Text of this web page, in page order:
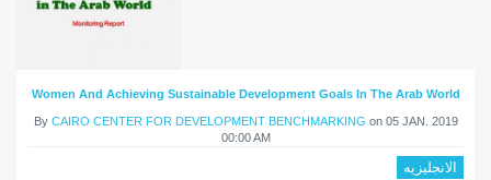
Women And Achieving Sustainable Development Goals In The Arab World
By CAIRO CENTER FOR DEVELOPMENT BENCHMARKING on 05 JAN. 2019
00:00 AM
الانجليزيه